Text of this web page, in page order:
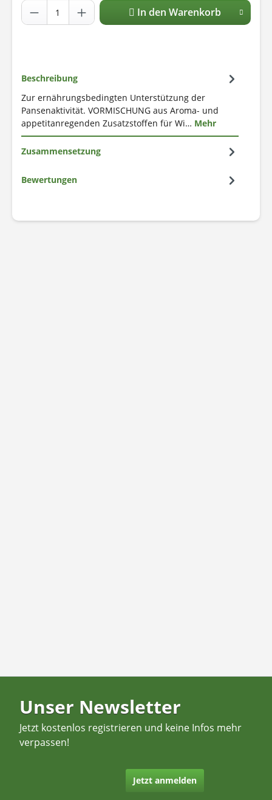
In den Warenkorb
Beschreibung
Zur ernährungsbedingten Unterstützung der
Pansenaktivität. VORMISCHUNG aus Aroma- und
appetitanregenden Zusatzstoffen für Wi… Mehr
Zusammensetzung
Bewertungen
Unser Newsletter
Jetzt kostenlos registrieren und keine Infos mehr
verpassen!
Jetzt anmelden